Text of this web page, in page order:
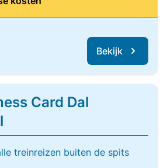
Bekijk
Card Dal
treinreizen buiten de spits